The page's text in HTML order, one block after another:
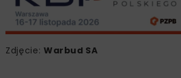
Zdjęcie: Warbud SA